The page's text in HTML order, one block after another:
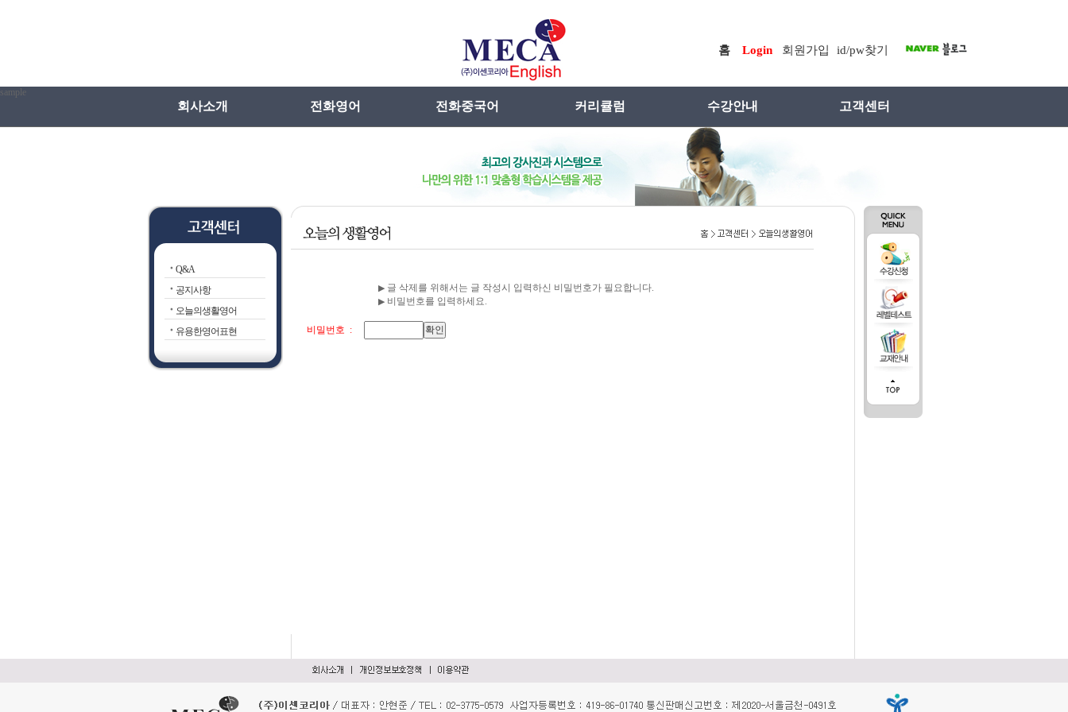
홈 Login 회원가입 id/pw찾기
회사소개 전화영어
전화영어장점
전화영어VS학원영어
전화중국어
전화중국어란
강사선발 및 관리
커리큘럼
Writing English
시니어
수강안내
무료레벨테스트
수강절차
교재
수업방법
고객센터
오늘의생활영어
유용한영어표현
sample
Q&A
공지사항
오늘의생활영어
유용한영어표현
▶ 글 삭제를 위해서는 글 작성시 입력하신 비밀번호가 필요합니다.
▶ 비밀번호를 입력하세요.
비밀번호 :